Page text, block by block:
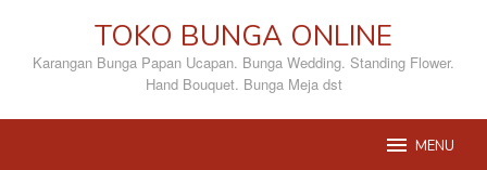
konten
TOKO BUNGA ONLINE
Karangan Bunga Papan Ucapan. Bunga Wedding. Standing Flower.
Hand Bouquet. Bunga Meja dst
MENU